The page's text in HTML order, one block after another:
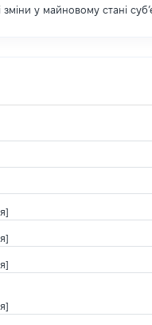
у майновому стані